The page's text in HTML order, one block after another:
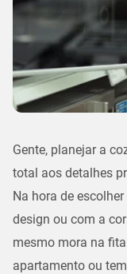
Gente, planejar a
total aos detalhes
Na hora de escolher
design ou com a
mesmo mora na
apartamento ou